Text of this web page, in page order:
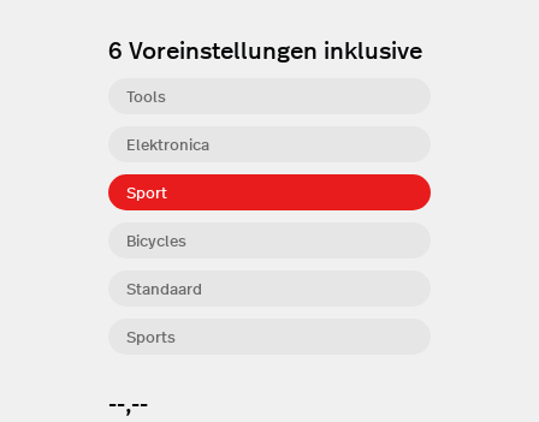
6 Voreinstellungen inklusive
Tools
Elektronica
Sport
Bicycles
Standaard
Sports
--,--